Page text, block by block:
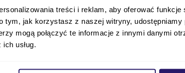
treści i reklam, aby oferować funkcje
tym, jak korzystasz z naszej witryny, udostępniamy
mogą połączyć te informacje z innymi danymi
usług.
od przetarć i zabrudzeń, mogących wyniknąć
Podkładka dodatkowo zabezpiecze wózek
bezpieczeństwa. Jest ona kompatybilna